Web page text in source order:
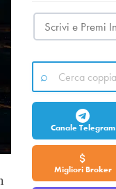
Canale Telegram
Migliori Broker